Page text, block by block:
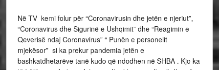
Në TV kemi folur për “Coronavirusin dhe jetën e njeriut”,
“Coronavirus dhe Sigurinë e Ushqimit” dhe “Reagimin e
Qeverisë ndaj Coronavirus” “ Punën e personelit
mjekësor” si ka prekur pandemia jetën e
bashkatdhetarëve tanë kudo që ndodhen në SHBA . Kjo ka